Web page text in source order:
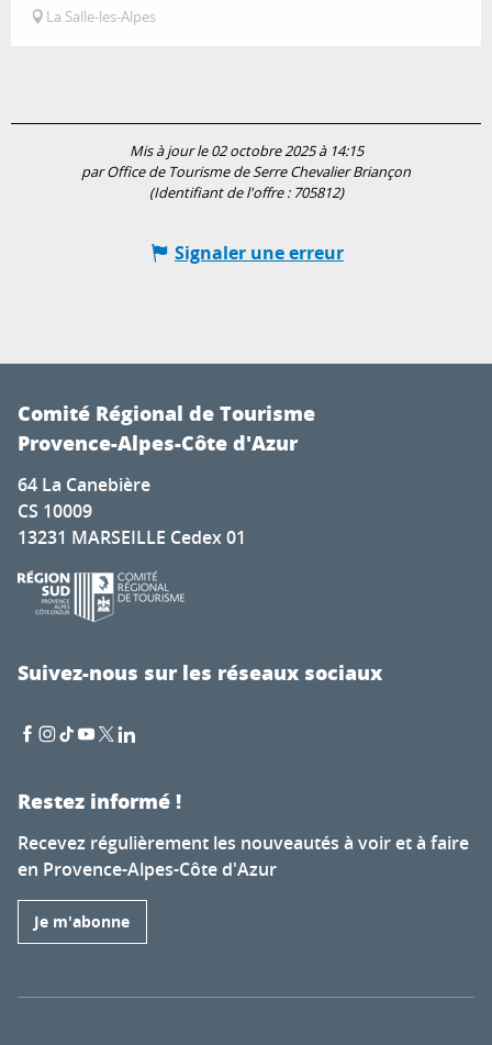
La Salle-les-Alpes
Mis à jour le 02 octobre 2025 à 14:15
par Office de Tourisme de Serre Chevalier Briançon
(Identifiant de l'offre : 705812)
Signaler une erreur
Comité Régional de Tourisme
Provence-Alpes-Côte d'Azur
64 La Canebière
CS 10009
13231 MARSEILLE Cedex 01
Suivez-nous sur les réseaux sociaux
Restez informé !
Recevez régulièrement les nouveautés à voir et à faire
en Provence-Alpes-Côte d'Azur
Je m'abonne